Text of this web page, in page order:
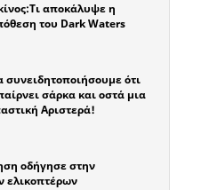
αποκάλυψε η
του Dark Waters
συνειδητοποιήσουμε ότι
σάρκα και οστά μια
Αριστερά!
οδήγησε στην
ελικοπτέρων